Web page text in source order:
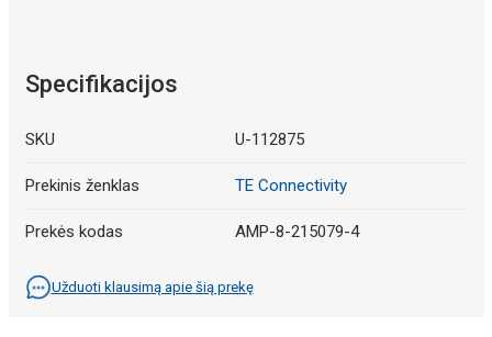
Specifikacijos
SKU U-112875
Prekinis ženklas TE Connectivity
Prekės kodas AMP-8-215079-4
Užduoti klausimą apie šią prekę